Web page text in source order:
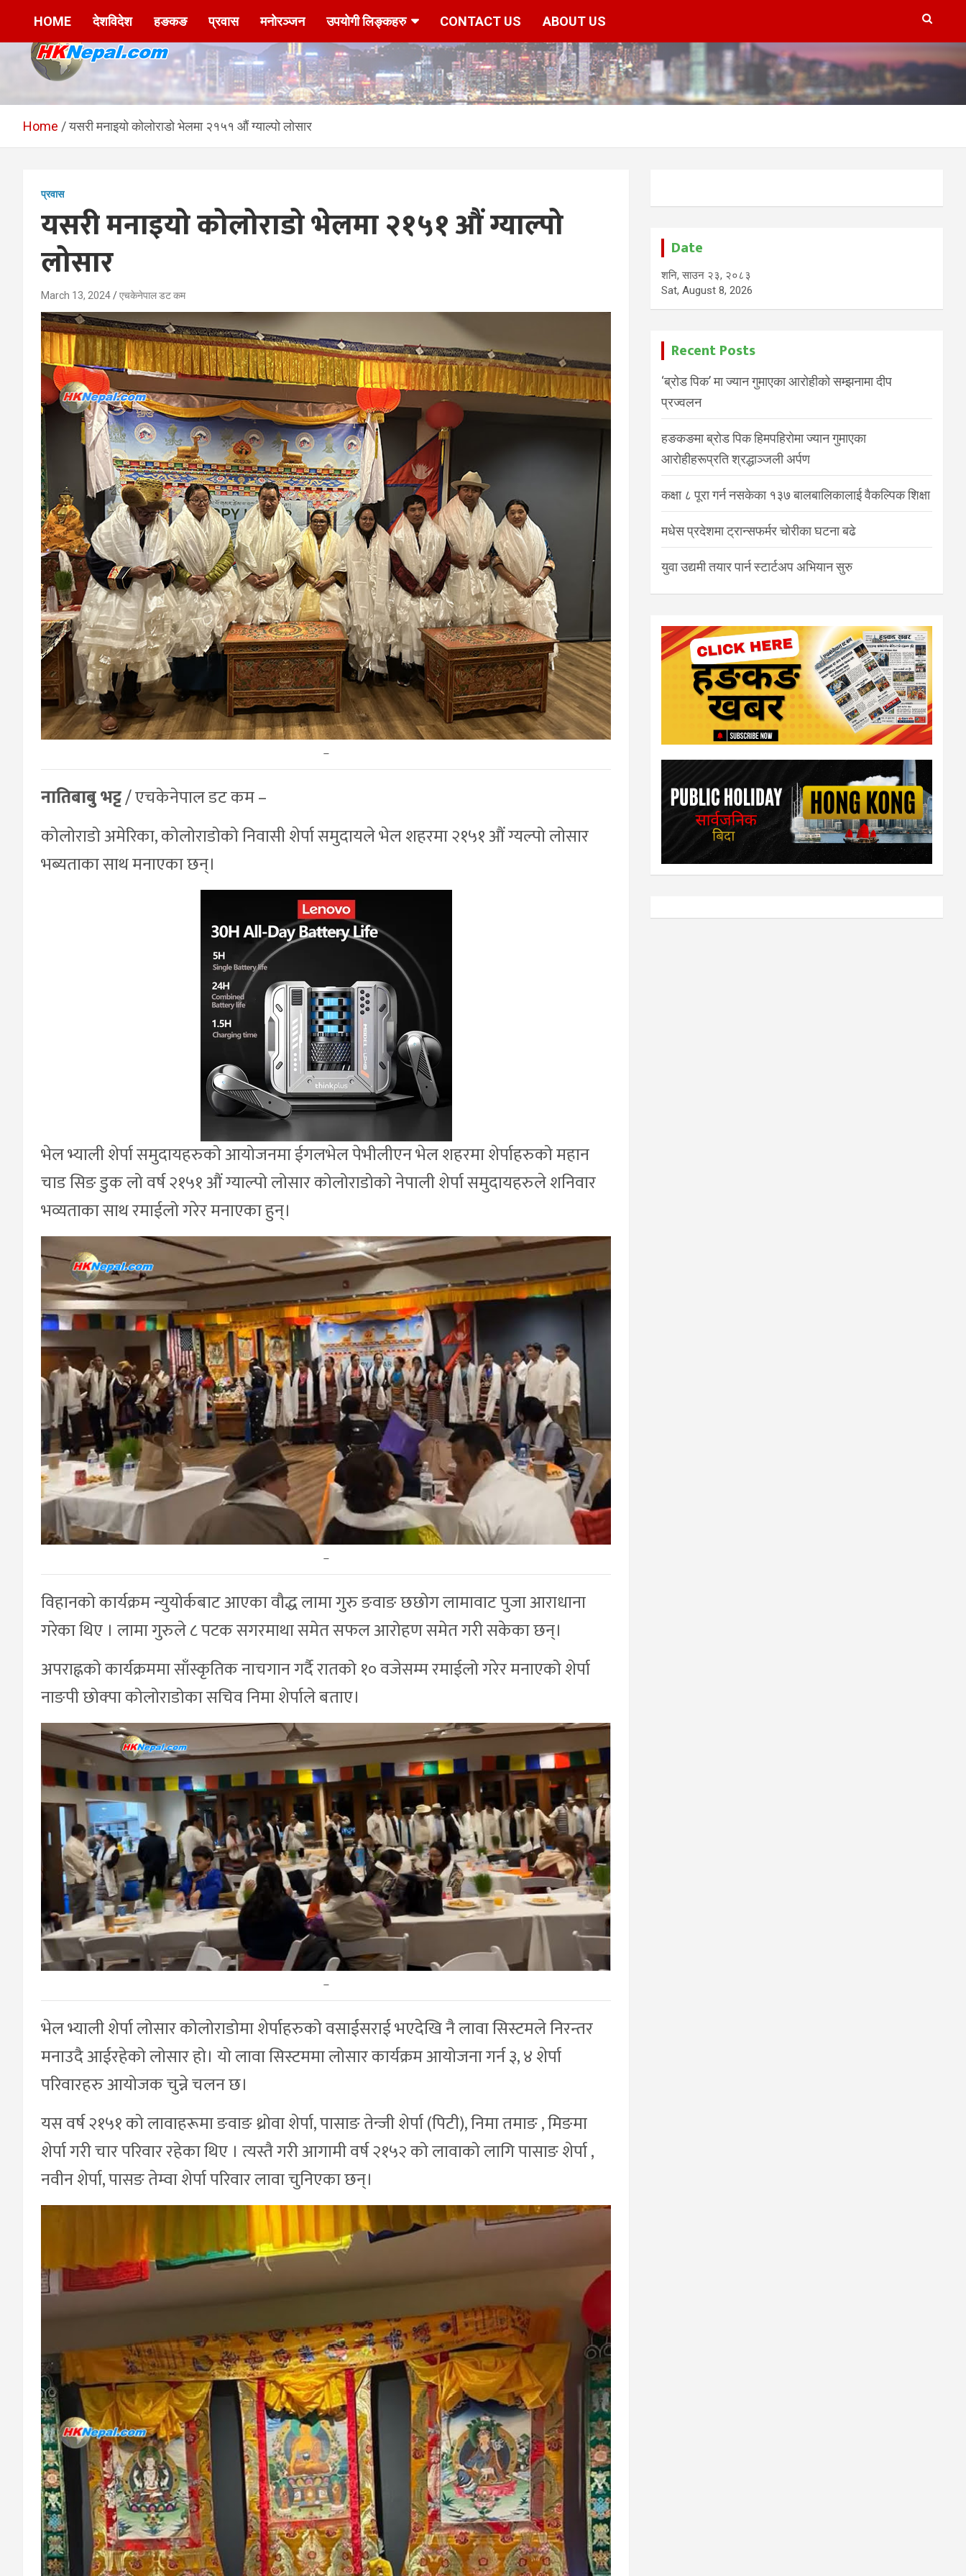
HKNepal.com –
हङकङबाट सञ्चालित पहिलो
hknepal, hknepal.com, hk nepal, hk nepal com
HOME देशविदेश हङकङ प्रवास मनोरञ्जन उपयोगी लिङ्कहरु CONTACT US ABOUT US
Home यसरी मनाइयो कोलोराडो भेलमा २१५१ औं ग्याल्पो लोसार
प्रवास
यसरी मनाइयो कोलोराडो भेलमा २१५१ औं ग्याल्पो
लोसार
March 13, 2024 एचकेनेपाल डट कम
–
नातिबाबु भट्ट/ एचकेनेपाल डट कम –
कोलोराडो अमेरिका, कोलोराडोको निवासी शेर्पा समुदायले भेल शहरमा २१५१ औं ग्यल्पो लोसार
भब्यताका साथ मनाएका छन्।
भेल भ्याली शेर्पा समुदायहरुको आयोजनमा ईगलभेल पेभीलीएन भेल शहरमा शेर्पाहरुको महान
चाड सिङ डुक लो वर्ष २१५१ औं ग्याल्पो लोसार कोलोराडोको नेपाली शेर्पा समुदायहरुले शनिवार
भव्यताका साथ रमाईलो गरेर मनाएका हुन्।
–
विहानको कार्यक्रम न्युयोर्कबाट आएका वौद्ध लामा गुरु ङवाङ छछोग लामावाट पुजा आराधाना
गरेका थिए । लामा गुरुले ८ पटक सगरमाथा समेत सफल आरोहण समेत गरी सकेका छन्।
अपराह्नको कार्यक्रममा साँस्कृतिक नाचगान गर्दै रातको १० वजेसम्म रमाईलो गरेर मनाएको शेर्पा
नाङपी छोक्पा कोलोराडोका सचिव निमा शेर्पाले बताए।
–
भेल भ्याली शेर्पा लोसार कोलोराडोमा शेर्पाहरुको वसाईसराई भएदेखि नै लावा सिस्टमले निरन्तर
मनाउदै आईरहेको लोसार हो। यो लावा सिस्टममा लोसार कार्यक्रम आयोजना गर्न ३, ४ शेर्पा
परिवारहरु आयोजक चुन्ने चलन छ।
यस वर्ष २१५१ को लावाहरूमा ङवाङ थ्रोवा शेर्पा, पासाङ तेन्जी शेर्पा (पिटी), निमा तमाङ , मिङमा
शेर्पा गरी चार परिवार रहेका थिए । त्यस्तै गरी आगामी वर्ष २१५२ को लावाको लागि पासाङ शेर्पा ,
नवीन शेर्पा, पासङ तेम्वा शेर्पा परिवार लावा चुनिएका छन्।
Date
शनि, साउन २३, २०८३
Sat, August 8, 2026
Recent Posts
‘ब्रोड पिक’ मा ज्यान गुमाएका आरोहीको सम्झनामा दीप
प्रज्वलन
हङकङमा ब्रोड पिक हिमपहिरोमा ज्यान गुमाएका
आरोहीहरूप्रति श्रद्धाञ्जली अर्पण
कक्षा ८ पूरा गर्न नसकेका १३७ बालबालिकालाई वैकल्पिक शिक्षा
मधेस प्रदेशमा ट्रान्सफर्मर चोरीका घटना बढे
युवा उद्यमी तयार पार्न स्टार्टअप अभियान सुरु